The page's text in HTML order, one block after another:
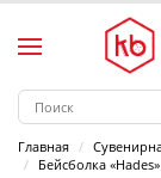
Главная
Бейсболка «Hades»